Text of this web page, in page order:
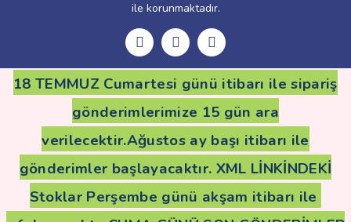
ile korunmaktadır.
18 TEMMUZ Cumartesi günü itibarı ile sipariş
gönderimlerimize 15 gün ara
verilecektir.Ağustos ay başı itibarı ile
gönderimler başlayacaktır. XML LİNKİNDEKİ
Stoklar Perşembe günü akşam itibarı ile